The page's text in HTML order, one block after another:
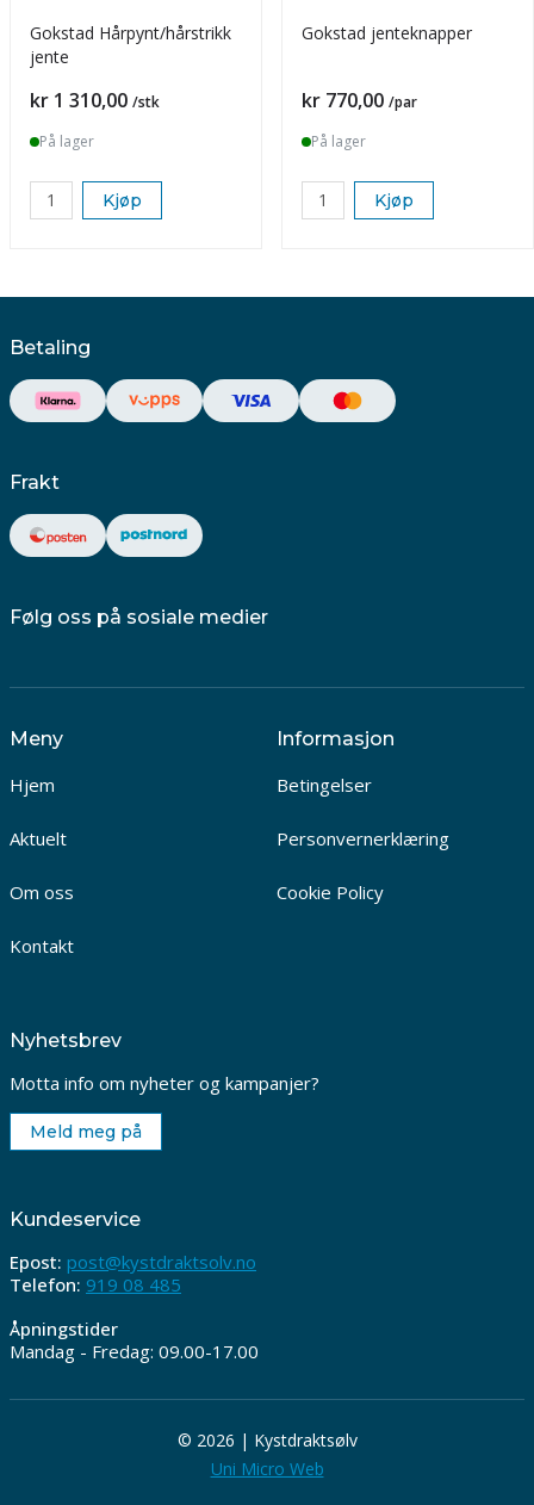
Gokstad Hårpynt/hårstrikk
jente
Pris
kr 1 310,00 /stk
På lager
Kjøp
Gokstad jenteknapper
Pris
kr 770,00 /par
På lager
Kjøp
Betaling
Frakt
Følg oss på sosiale medier
Meny
Hjem
Aktuelt
Om oss
Kontakt
Informasjon
Betingelser
Personvernerklæring
Cookie Policy
Nyhetsbrev
Motta info om nyheter og kampanjer?
Meld meg på
Kundeservice
Epost: post@kystdraktsolv.no
Telefon: 919 08 485
Åpningstider
Mandag - Fredag: 09.00-17.00
© 2026 | Kystdraktsølv
Uni Micro Web